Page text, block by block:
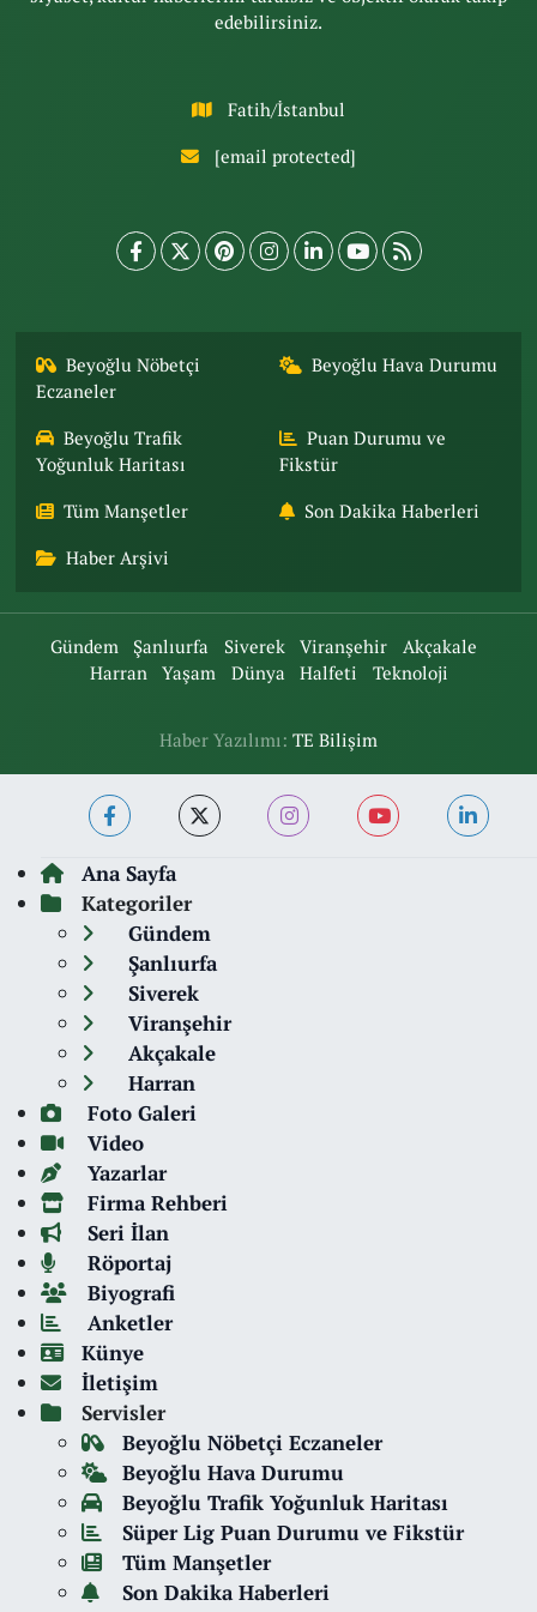
edebilirsiniz.
Fatih/İstanbul
[email protected]
Beyoğlu Nöbetçi
Eczaneler
Beyoğlu Hava Durumu
Beyoğlu Trafik
Yoğunluk Haritası
Puan Durumu ve
Fikstür
Tüm Manşetler Son Dakika Haberleri
Haber Arşivi
Gündem Şanlıurfa Siverek Viranşehir
Akçakale
Harran
Yaşam Dünya Halfeti Teknoloji
Haber Yazılımı: TE Bilişim
Ana Sayfa
Kategoriler
Gündem
Şanlıurfa
Siverek
Viranşehir
Akçakale
Harran
Foto Galeri
Video
Yazarlar
Firma Rehberi
Seri İlan
Röportaj
Biyografi
Anketler
Künye
İletişim
Servisler
Beyoğlu Nöbetçi Eczaneler
Beyoğlu Hava Durumu
Beyoğlu Trafik Yoğunluk Haritası
Süper Lig Puan Durumu ve Fikstür
Tüm Manşetler
Son Dakika Haberleri